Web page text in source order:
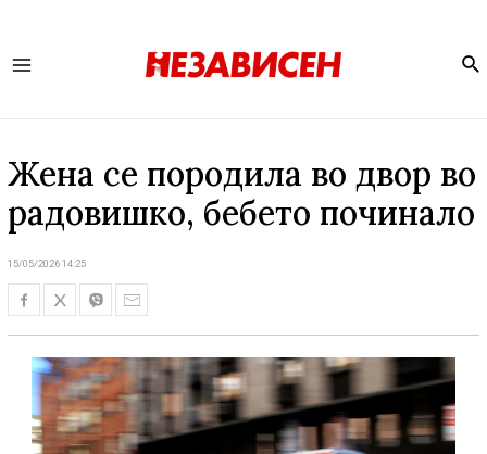
Жена се породила во двор во
радовишко, бебето починало
15/05/2026 14:25